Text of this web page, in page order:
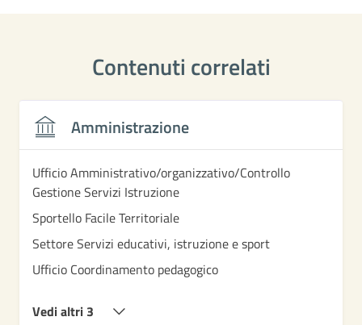
Contenuti correlati
Amministrazione
Ufficio Amministrativo/organizzativo/Controllo
Gestione Servizi Istruzione
Sportello Facile Territoriale
Settore Servizi educativi, istruzione e sport
Ufficio Coordinamento pedagogico
Vedi altri 3